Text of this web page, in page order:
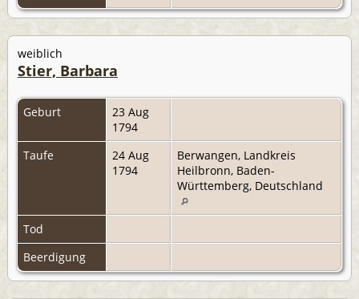
weiblich
Stier, Barbara
Geburt
23 Aug
1794
Taufe
24 Aug
1794
Berwangen, Landkreis
Heilbronn, Baden-
Württemberg, Deutschland
Tod
Beerdigung